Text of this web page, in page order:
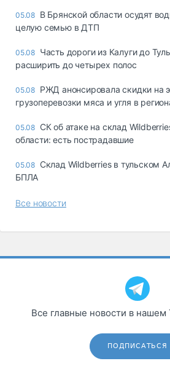
05.08 В Брянской области осудят
целую семью в ДТП
05.08 Часть дороги из Калуги до
расширить до четырех полос
05.08 РЖД анонсировала скидки на
грузоперевозки мяса и угля в
05.08 СК об атаке на склад
области: есть пострадавшие
05.08 Склад Wildberries в тульском
БПЛА
Все новости
Все главные новости в нашем
ПОДПИСАТЬСЯ